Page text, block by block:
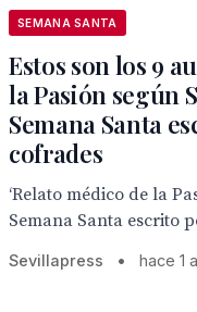
SEMANA SANTA
Estos son los 9
la Pasión según
Semana Santa
cofrades
‘Relato médico de la
Semana Santa escrito
Sevillapress • hace 1